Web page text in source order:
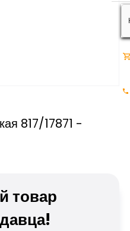
817/17871 -
товар